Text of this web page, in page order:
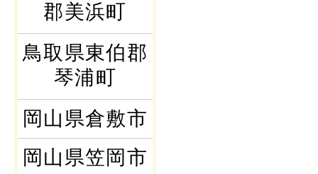
郡美浜町
鳥取県東伯郡
琴浦町
岡山県倉敷市
岡山県笠岡市